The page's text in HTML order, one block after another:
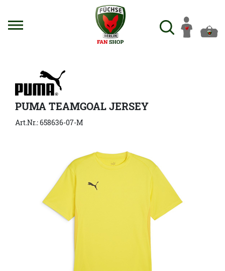
PUMA TEAMGOAL JERSEY
Art.Nr.: 658636-07-M